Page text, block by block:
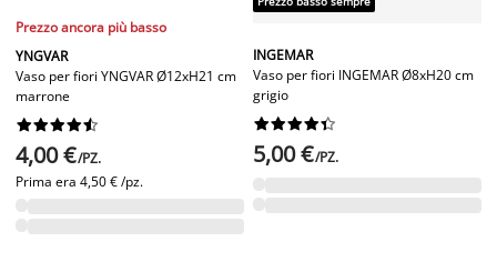
Prezzo ancora più basso
YNGVAR
Vaso per fiori YNGVAR Ø12xH21 cm
marrone






4,00 €/PZ.
Prima era 4,50 € /pz.
INGEMAR
Vaso per fiori INGEMAR Ø8xH20 cm
grigio






5,00 €/PZ.